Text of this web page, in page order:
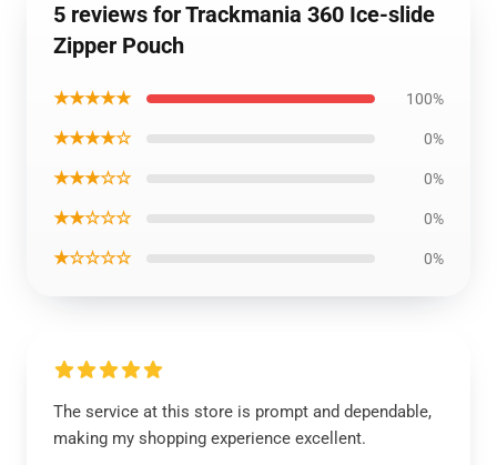
5 reviews for Trackmania 360 Ice-slide
Zipper Pouch
★★★★★ 100%
★★★★☆ 0%
★★★☆☆ 0%
★★☆☆☆ 0%
★☆☆☆☆ 0%
The service at this store is prompt and dependable,
making my shopping experience excellent.